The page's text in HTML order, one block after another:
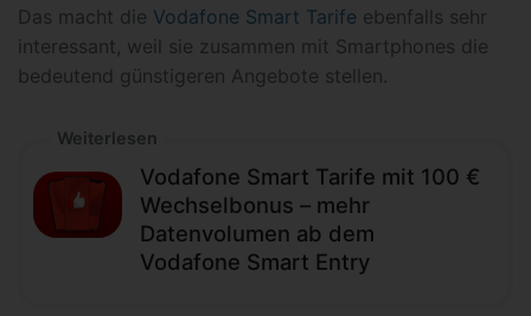
Das macht die Vodafone Smart Tarife ebenfalls sehr
interessant, weil sie zusammen mit Smartphones die
bedeutend günstigeren Angebote stellen.
Weiterlesen
Vodafone Smart Tarife mit 100 €
Wechselbonus – mehr
Datenvolumen ab dem
Vodafone Smart Entry